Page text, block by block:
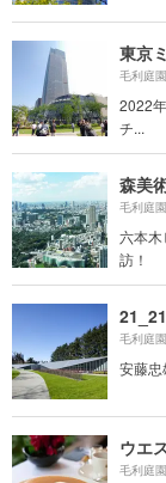
東京
毛利庭
2022
チ...
森美
毛利庭
六本
訪！
毛利庭
安藤忠
ウエ
毛利庭